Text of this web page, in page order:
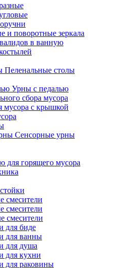
и поворотные зеркала
в ванную
Пеленальные столы
Урны с педалью
сбора мусора
мусора с крышкой
Сенсорные урны
для горящего мусора
смесители
смесители
смесители
для биде
для ванны
для душа
для кухни
для раковины